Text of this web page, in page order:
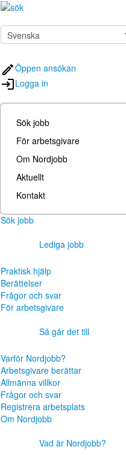
Öppen ansökan
Logga in
Sök jobb
För arbetsgivare
Om Nordjobb
Aktuellt
Kontakt
Sök jobb
Lediga jobb
Praktisk hjälp
Berättelser
Frågor och svar
För arbetsgivare
Så går det till
Varför Nordjobb?
Arbetsgivare berättar
Allmänna villkor
Frågor och svar
Registrera arbetsplats
Om Nordjobb
Vad är Nordjobb?